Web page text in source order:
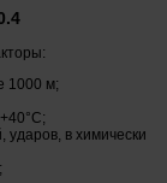
1000 м;
ударов, в химически